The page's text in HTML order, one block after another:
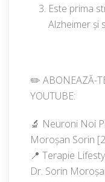
Este prima
Alzheimer și
✏️ ABONEAZĂ-
YOUTUBE:
🔬 Neuroni Noi
Moroșan Sorin
📍 Terapie
Dr. Sorin